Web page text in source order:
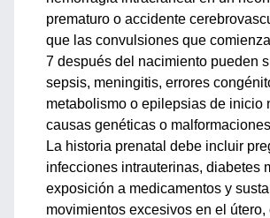
prematuro o accidente
que las convulsiones que
7 después del nacimiento pueden
sepsis, meningitis, errores
metabolismo o epilepsias de inicio
causas genéticas o
La historia prenatal debe incluir
infecciones intrauterinas, diabetes
exposición a medicamentos y
movimientos excesivos en el útero,